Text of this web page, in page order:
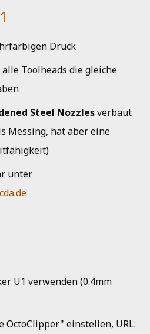
Druck
Toolheads die gleiche
Steel Nozzlesverbaut
Messing, hat aber eine
unter
U1 verwenden (0.4mm
OctoClipper" einstellen, URL: